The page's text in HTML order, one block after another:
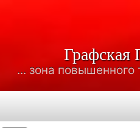
Графская
... зона повышенного